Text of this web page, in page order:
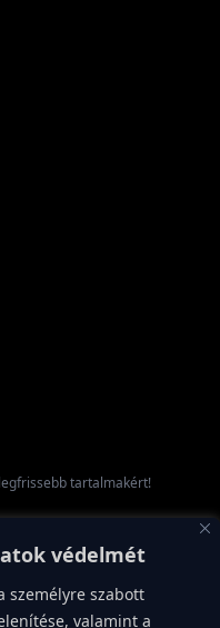
védelmét
személyre szabott
valamint a
tartalmakért!